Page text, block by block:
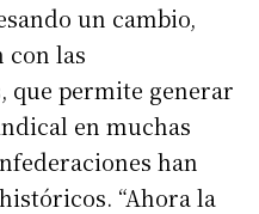
un cambio,
con las
que permite generar
en muchas
han
“Ahora la